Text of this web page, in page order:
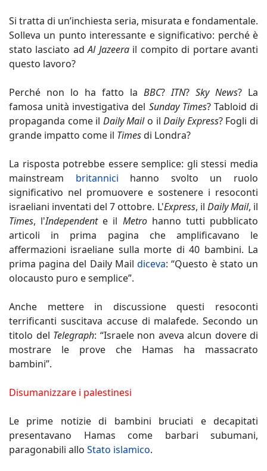
Si tratta di un’inchiesta seria, misurata e fondamentale.
Solleva un punto interessante e significativo: perché è
stato lasciato adAl Jazeerail compito di portare avanti
questo lavoro?
Perché non lo ha fatto la BBC?ITN? Sky News? La
famosa unità investigativa del Sunday Times? Tabloid di
propaganda come il Daily Mailo ilDaily Express? Fogli di
grande impatto come il Timesdi Londra?
La risposta potrebbe essere semplice: gli stessi media
mainstream britannici hanno svolto un ruolo
significativo nel promuovere e sostenere i resoconti
israeliani inventati del 7 ottobre. L'Express, il Daily Mail, il
Times, l'Independente il Metrohanno tutti pubblicato
articoli in prima pagina che amplificavano le
affermazioni israeliane sulla morte di 40 bambini. La
prima pagina del Daily Maildiceva: “Questo è stato un
olocausto puro e semplice”.
Anche mettere in discussione questi resoconti
terrificanti suscitava accuse di malafede. Secondo un
titolo del Telegraph: “Israele non aveva alcun dovere di
mostrare le prove che Hamas ha massacrato
bambini”.
Disumanizzare i palestinesi
Le prime notizie di bambini bruciati e decapitati
presentavano Hamas come barbari subumani,
paragonabili allo Stato islamico.